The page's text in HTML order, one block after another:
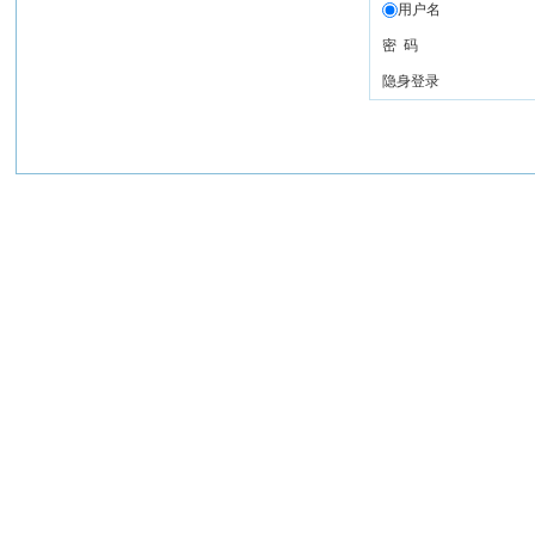
用户名
密 码
隐身登录